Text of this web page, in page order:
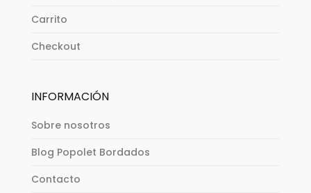
Carrito
Checkout
INFORMACIÓN
Sobre nosotros
Blog Popolet Bordados
Contacto